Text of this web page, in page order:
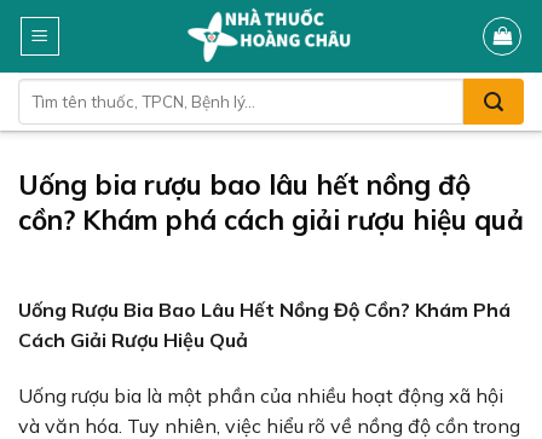
Skip
content
kiếm:
Uống bia rượu bao lâu hết nồng độ
cồn? Khám phá cách giải rượu hiệu quả
Uống Rượu Bia Bao Lâu Hết Nồng Độ Cồn? Khám Phá
Cách Giải Rượu Hiệu Quả
Uống rượu bia là một phần của nhiều hoạt động xã hội
và văn hóa. Tuy nhiên, việc hiểu rõ về nồng độ cồn trong